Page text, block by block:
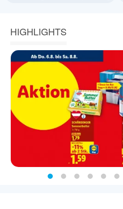
HIGHLIGHTS